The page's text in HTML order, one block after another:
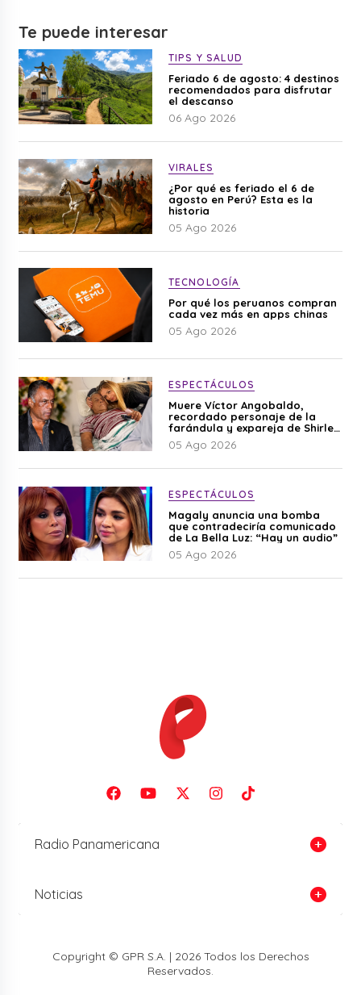
Te puede interesar
TIPS Y SALUD
Feriado 6 de agosto: 4 destinos
recomendados para disfrutar
el descanso
06 Ago 2026
VIRALES
¿Por qué es feriado el 6 de
agosto en Perú? Esta es la
historia
05 Ago 2026
TECNOLOGÍA
Por qué los peruanos compran
cada vez más en apps chinas
05 Ago 2026
ESPECTÁCULOS
Muere Víctor Angobaldo,
recordado personaje de la
farándula y expareja de Shirley
Cherres
05 Ago 2026
ESPECTÁCULOS
Magaly anuncia una bomba
que contradeciría comunicado
de La Bella Luz: “Hay un audio”
05 Ago 2026
Radio Panamericana
Noticias
Copyright © GPR S.A. | 2026 Todos los Derechos
Reservados.